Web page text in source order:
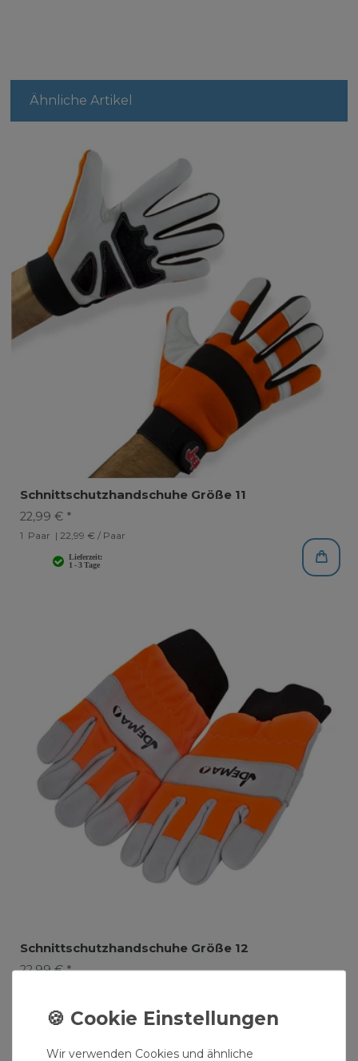
Ähnliche Artikel
Schnittschutzhandschuhe Größe 11
22,99 € *
1 Paar | 22,99 € / Paar
Schnittschutzhandschuhe Größe 12
22,99 € *
Wir verwenden Cookies und ähnliche